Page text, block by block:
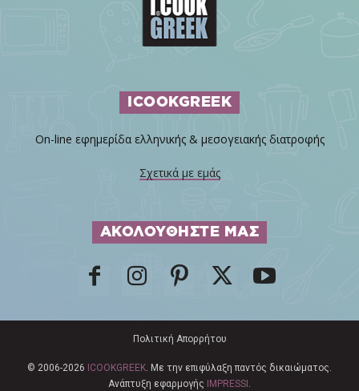
ICOOKGREEK
On-line εφημερίδα ελληνικής & μεσογειακής διατροφής
Σχετικά με εμάς
ΑΚΟΛΟΥΘΗΣΤΕ ΜΑΣ
Πολιτική Απορρήτου
© 2006-2026 ICOOKGREEK . Με την επιφύλαξη παντός δικαιώματος.
Ανάπτυξη εφαρμογής IMPRESSI